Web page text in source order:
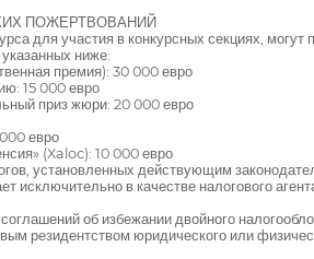
ПОЖЕРТВОВАНИЙ
для участия в конкурсных секциях,
ниже:
премия): 30 000 евро
15 000 евро
приз жюри: 20 000 евро
евро
(Xaloc): 10 000 евро
установленных действующим
исключительно в качестве налогового
об избежании двойного
резидентством юридического или